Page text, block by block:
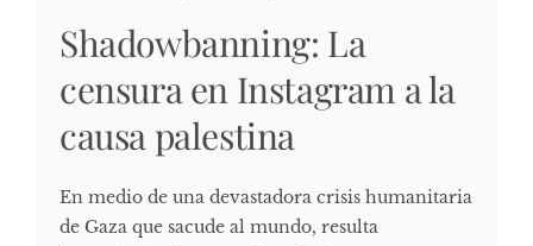
Shadowbanning: La
censura en Instagram a la
causa palestina
En medio de una devastadora crisis humanitaria
de Gaza que sacude al mundo, resulta